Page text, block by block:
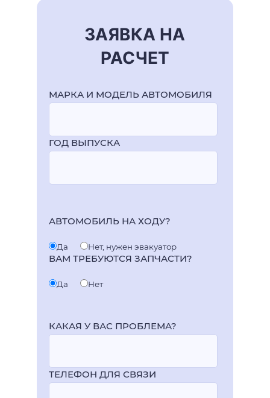
ЗАЯВКА НА
РАСЧЕТ
МАРКА И МОДЕЛЬ АВТОМОБИЛЯ
ГОД ВЫПУСКА
АВТОМОБИЛЬ НА ХОДУ?
Да Нет, нужен эвакуатор
ВАМ ТРЕБУЮТСЯ ЗАПЧАСТИ?
Да Нет
КАКАЯ У ВАС ПРОБЛЕМА?
ТЕЛЕФОН ДЛЯ СВЯЗИ